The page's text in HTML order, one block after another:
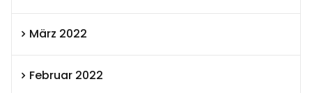
März 2022
Februar 2022